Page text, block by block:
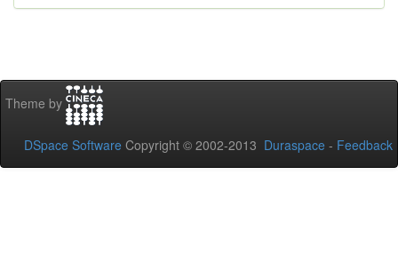
Theme by
DSpace Software Copyright © 2002-2013 Duraspace - Feedback